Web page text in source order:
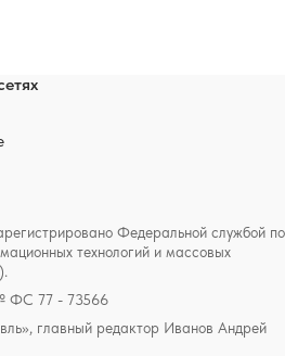
Федеральной службой по
технологий и массовых
ФС 77 - 73566
главный редактор Иванов Андрей